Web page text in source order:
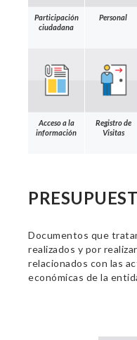
Participación
ciudadana
Personal
Acceso a la
información
Registro de
Visitas
Documentos que
realizados y por
relacionados con las
económicas de la